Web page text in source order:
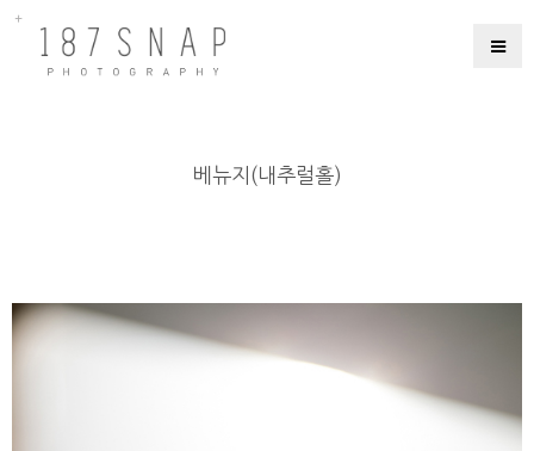
베뉴지(내추럴홀)